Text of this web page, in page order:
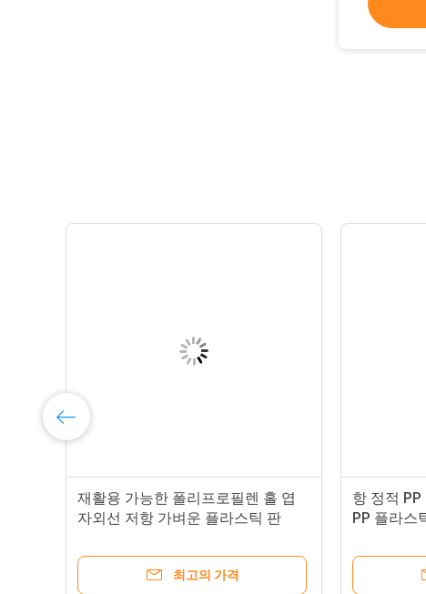
재활용 가능한 폴리프로필렌 홀 엽
자외선 저항 가벼운 플라스틱 판
최고의 가격
항 정적
PP 플라스